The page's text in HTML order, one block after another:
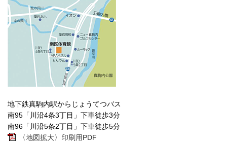
地下鉄真駒内駅からじょうてつバス
南95「川沿4条3丁目」下車徒歩3分
南96「川沿5条2丁目」下車徒歩5分
〈地図拡大〉印刷用PDF